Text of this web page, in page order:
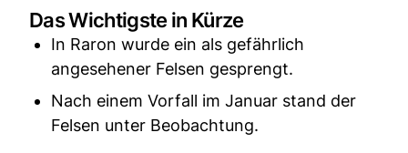
Das Wichtigste in Kürze
In Raron wurde ein als gefährlich
angesehener Felsen gesprengt.
Nach einem Vorfall im Januar stand der
Felsen unter Beobachtung.